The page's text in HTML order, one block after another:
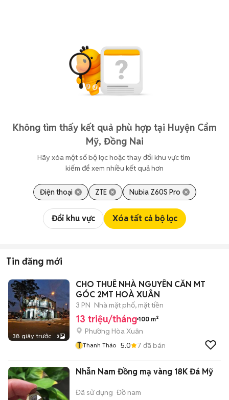
Không tìm thấy kết quả phù hợp tại Huyện Cẩm
Mỹ, Đồng Nai
Hãy xóa một số bộ lọc hoặc thay đổi khu vực tìm
kiếm để xem nhiều kết quả hơn
Điện thoại ZTE Nubia Z60S Pro
Đổi khu vực Xóa tất cả bộ lọc
Tin đăng mới
38 giây trước 3
CHO THUÊ NHÀ NGUYÊN CĂN MT
GÓC 2MT HOÀ XUÂN
3 PN Nhà mặt phố, mặt tiền
13 triệu/tháng 100 m²
Phường Hòa Xuân
T Thanh Thảo 5.0 7 đã bán
Nhẫn Nam Đồng mạ vàng 18K Đá Mỹ
Đã sử dụng Đồ nam